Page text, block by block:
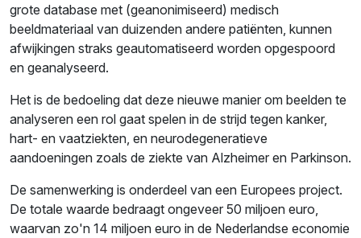
grote database met (geanonimiseerd) medisch
beeldmateriaal van duizenden andere patiënten, kunnen
afwijkingen straks geautomatiseerd worden opgespoord
en geanalyseerd.
Het is de bedoeling dat deze nieuwe manier om beelden te
analyseren een rol gaat spelen in de strijd tegen kanker,
hart- en vaatziekten, en neurodegeneratieve
aandoeningen zoals de ziekte van Alzheimer en Parkinson.
De samenwerking is onderdeel van een Europees project.
De totale waarde bedraagt ongeveer 50 miljoen euro,
waarvan zo'n 14 miljoen euro in de Nederlandse economie